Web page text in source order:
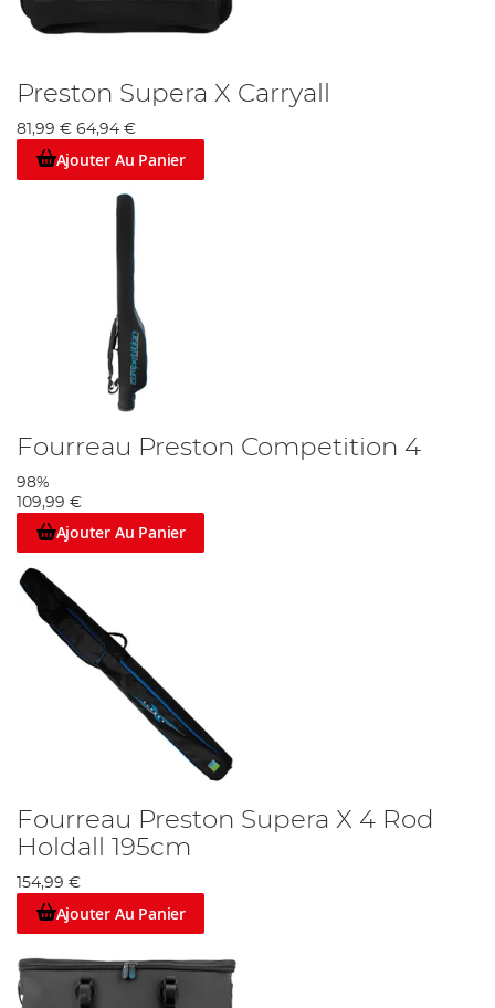
Preston Supera X Carryall
81,99 € 64,94 €
Ajouter Au Panier
Fourreau Preston Competition 4
98%
109,99 €
Ajouter Au Panier
Fourreau Preston Supera X 4 Rod
Holdall 195cm
154,99 €
Ajouter Au Panier